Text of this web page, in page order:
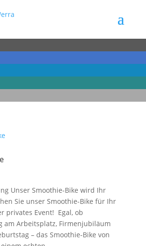
Unser Smoothie-Bike wird Ihr
Sie unser Smoothie-Bike für Ihr
privates Event! Egal, ob
am Arbeitsplatz, Firmenjubiläum
– das Smoothie-Bike von